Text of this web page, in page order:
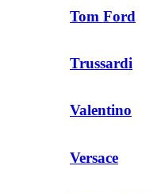
Tom Ford
Trussardi
Valentino
Versace